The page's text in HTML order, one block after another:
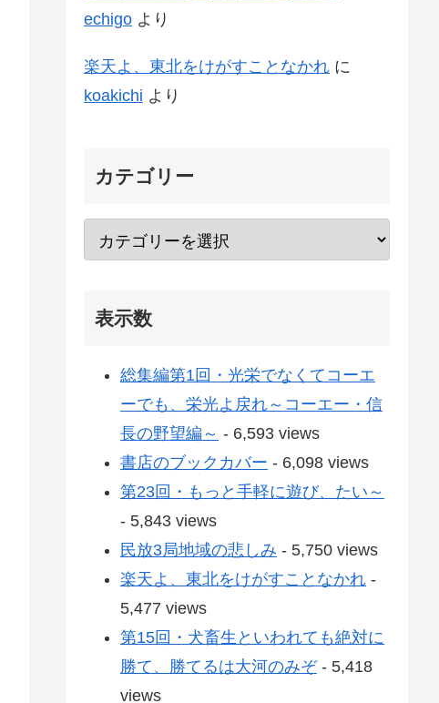
echigo より
楽天よ、東北をけがすことなかれ に
koakichi より
カテゴリー
表示数
総集編第1回・光栄でなくてコーエ
ーでも、栄光よ戻れ～コーエー・信
長の野望編～ - 6,593 views
書店のブックカバー - 6,098 views
第23回・もっと手軽に遊び、たい～
- 5,843 views
民放3局地域の悲しみ - 5,750 views
楽天よ、東北をけがすことなかれ -
5,477 views
第15回・犬畜生といわれても絶対に
勝て、勝てるは大河のみぞ- 5,418
views